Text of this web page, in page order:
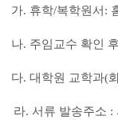
가. 휴학/복학원서 :
나. 주임교수 확인 후
다. 대학원 교학과(
라. 서류 발송주소 :